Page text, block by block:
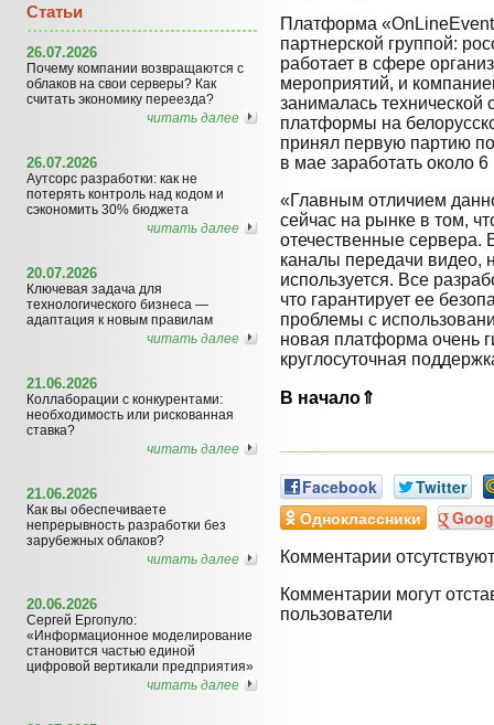
Статьи
26.07.2026
Почему компании возвращаются с
облаков на свои серверы? Как
считать экономику переезда?
читать далее
26.07.2026
Аутсорс разработки: как не
потерять контроль над кодом и
сэкономить 30% бюджета
читать далее
20.07.2026
Ключевая задача для
технологического бизнеса —
адаптация к новым правилам
читать далее
21.06.2026
Коллаборации с конкурентами:
необходимость или рискованная
ставка?
читать далее
21.06.2026
Как вы обеспечиваете
непрерывность разработки без
зарубежных облаков?
читать далее
20.06.2026
Сергей Ергопуло:
«Информационное моделирование
становится частью единой
цифровой вертикали предприятия»
читать далее
Платформа
партнерской группой:
работает в сфере
мероприятий, и
занималась
платформы на
принял первую партию
в мае заработать около
«Главным отличием
сейчас на рынке в том,
отечественные сервера.
каналы передачи видео,
используется. Все
что гарантирует ее
проблемы с
новая платформа очень
круглосуточная
В начало⇑
Facebook
Twitter
Одноклассники
Комментарии отсутствуют
Комментарии могут
пользователи